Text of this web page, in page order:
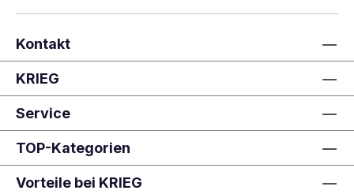
Kontakt
KRIEG
Service
TOP-Kategorien
Vorteile bei KRIEG